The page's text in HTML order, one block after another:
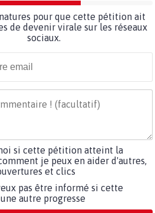
pour que cette pétition ait
de devenir virale sur les réseaux
sociaux.
si cette pétition atteint la
je peux en aider d'autres,
et clics
pas être informé si cette
autre progresse